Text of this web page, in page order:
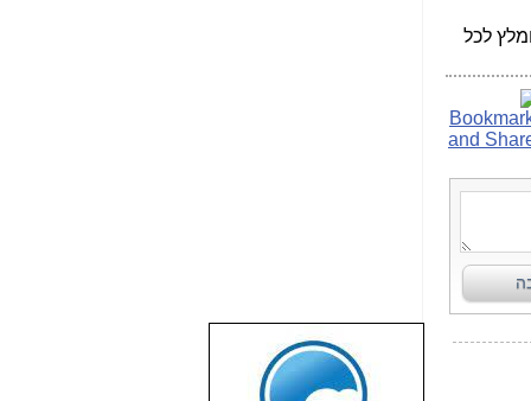
לכל
שבוע טוב לכל
הגולשים באשר